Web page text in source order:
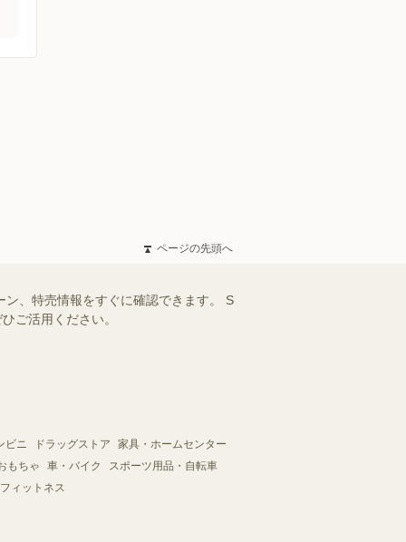
ページの先頭へ
、特売情報をすぐに確認できます。 S
ご活用ください。
ビニ ドラッグストア
家具・ホームセンター
もちゃ 車・バイク
スポーツ用品・自転車
ィットネス